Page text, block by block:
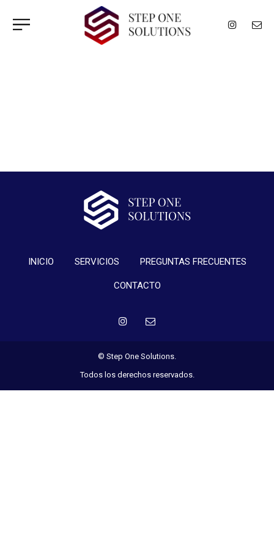
INICIO SERVICIOS PREGUNTAS FRECUENTES
CONTACTO
© Step One Solutions.
Todos los derechos reservados.